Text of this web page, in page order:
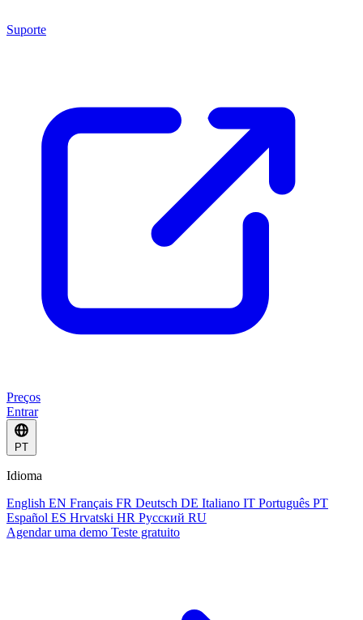
Suporte
Preços
Entrar
PT
Idioma
English EN Français FR Deutsch DE Italiano IT Português PT
Español ES Hrvatski HR Русский RU
Agendar uma demo Teste gratuito